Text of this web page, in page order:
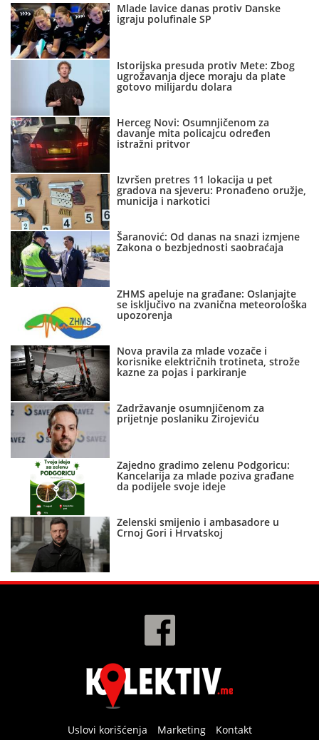
Mlade lavice danas protiv Danske
igraju polufinale SP
Istorijska presuda protiv Mete: Zbog
ugrožavanja djece moraju da plate
gotovo milijardu dolara
Herceg Novi: Osumnjičenom za
davanje mita policajcu određen
istražni pritvor
Izvršen pretres 11 lokacija u pet
gradova na sjeveru: Pronađeno oružje,
municija i narkotici
Šaranović: Od danas na snazi izmjene
Zakona o bezbjednosti saobraćaja
ZHMS apeluje na građane: Oslanjajte
se isključivo na zvanična meteorološka
upozorenja
Nova pravila za mlade vozače i
korisnike električnih trotineta, strože
kazne za pojas i parkiranje
Zadržavanje osumnjičenom za
prijetnje poslaniku Zirojeviću
Zajedno gradimo zelenu Podgoricu:
Kancelarija za mlade poziva građane
da podijele svoje ideje
Zelenski smijenio i ambasadore u
Crnoj Gori i Hrvatskoj
Uslovi korišćenja Marketing Kontakt